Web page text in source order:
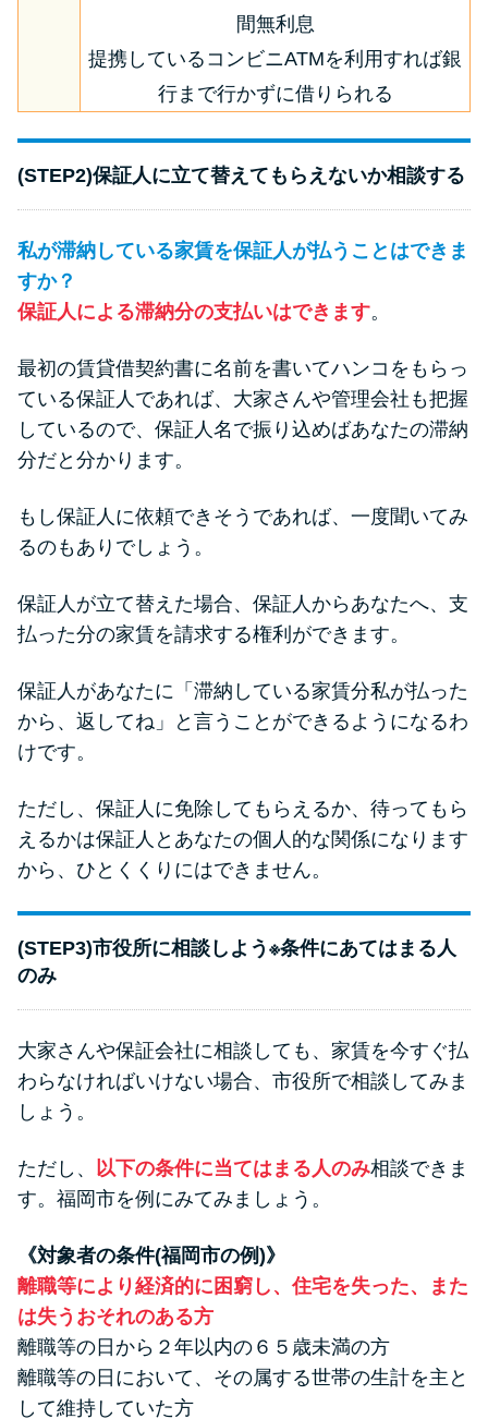
間無利息
提携しているコンビニATMを利用すれば銀
行まで行かずに借りられる
(STEP2)保証人に立て替えてもらえないか相談する
私が滞納している家賃を保証人が払うことはできま
すか？
保証人による滞納分の支払いはできます。
最初の賃貸借契約書に名前を書いてハンコをもらっ
ている保証人であれば、大家さんや管理会社も把握
しているので、保証人名で振り込めばあなたの滞納
分だと分かります。
もし保証人に依頼できそうであれば、一度聞いてみ
るのもありでしょう。
保証人が立て替えた場合、保証人からあなたへ、支
払った分の家賃を請求する権利ができます。
保証人があなたに「滞納している家賃分私が払った
から、返してね」と言うことができるようになるわ
けです。
ただし、保証人に免除してもらえるか、待ってもら
えるかは保証人とあなたの個人的な関係になります
から、ひとくくりにはできません。
(STEP3)市役所に相談しよう※条件にあてはまる人
のみ
大家さんや保証会社に相談しても、家賃を今すぐ払
わらなければいけない場合、市役所で相談してみま
しょう。
ただし、 以下の条件に当てはまる人のみ相談できま
す。福岡市を例にみてみましょう。
《対象者の条件(福岡市の例)》
離職等により経済的に困窮し、住宅を失った、また
は失うおそれのある方
離職等の日から２年以内の６５歳未満の方
離職等の日において、その属する世帯の生計を主と
して維持していた方